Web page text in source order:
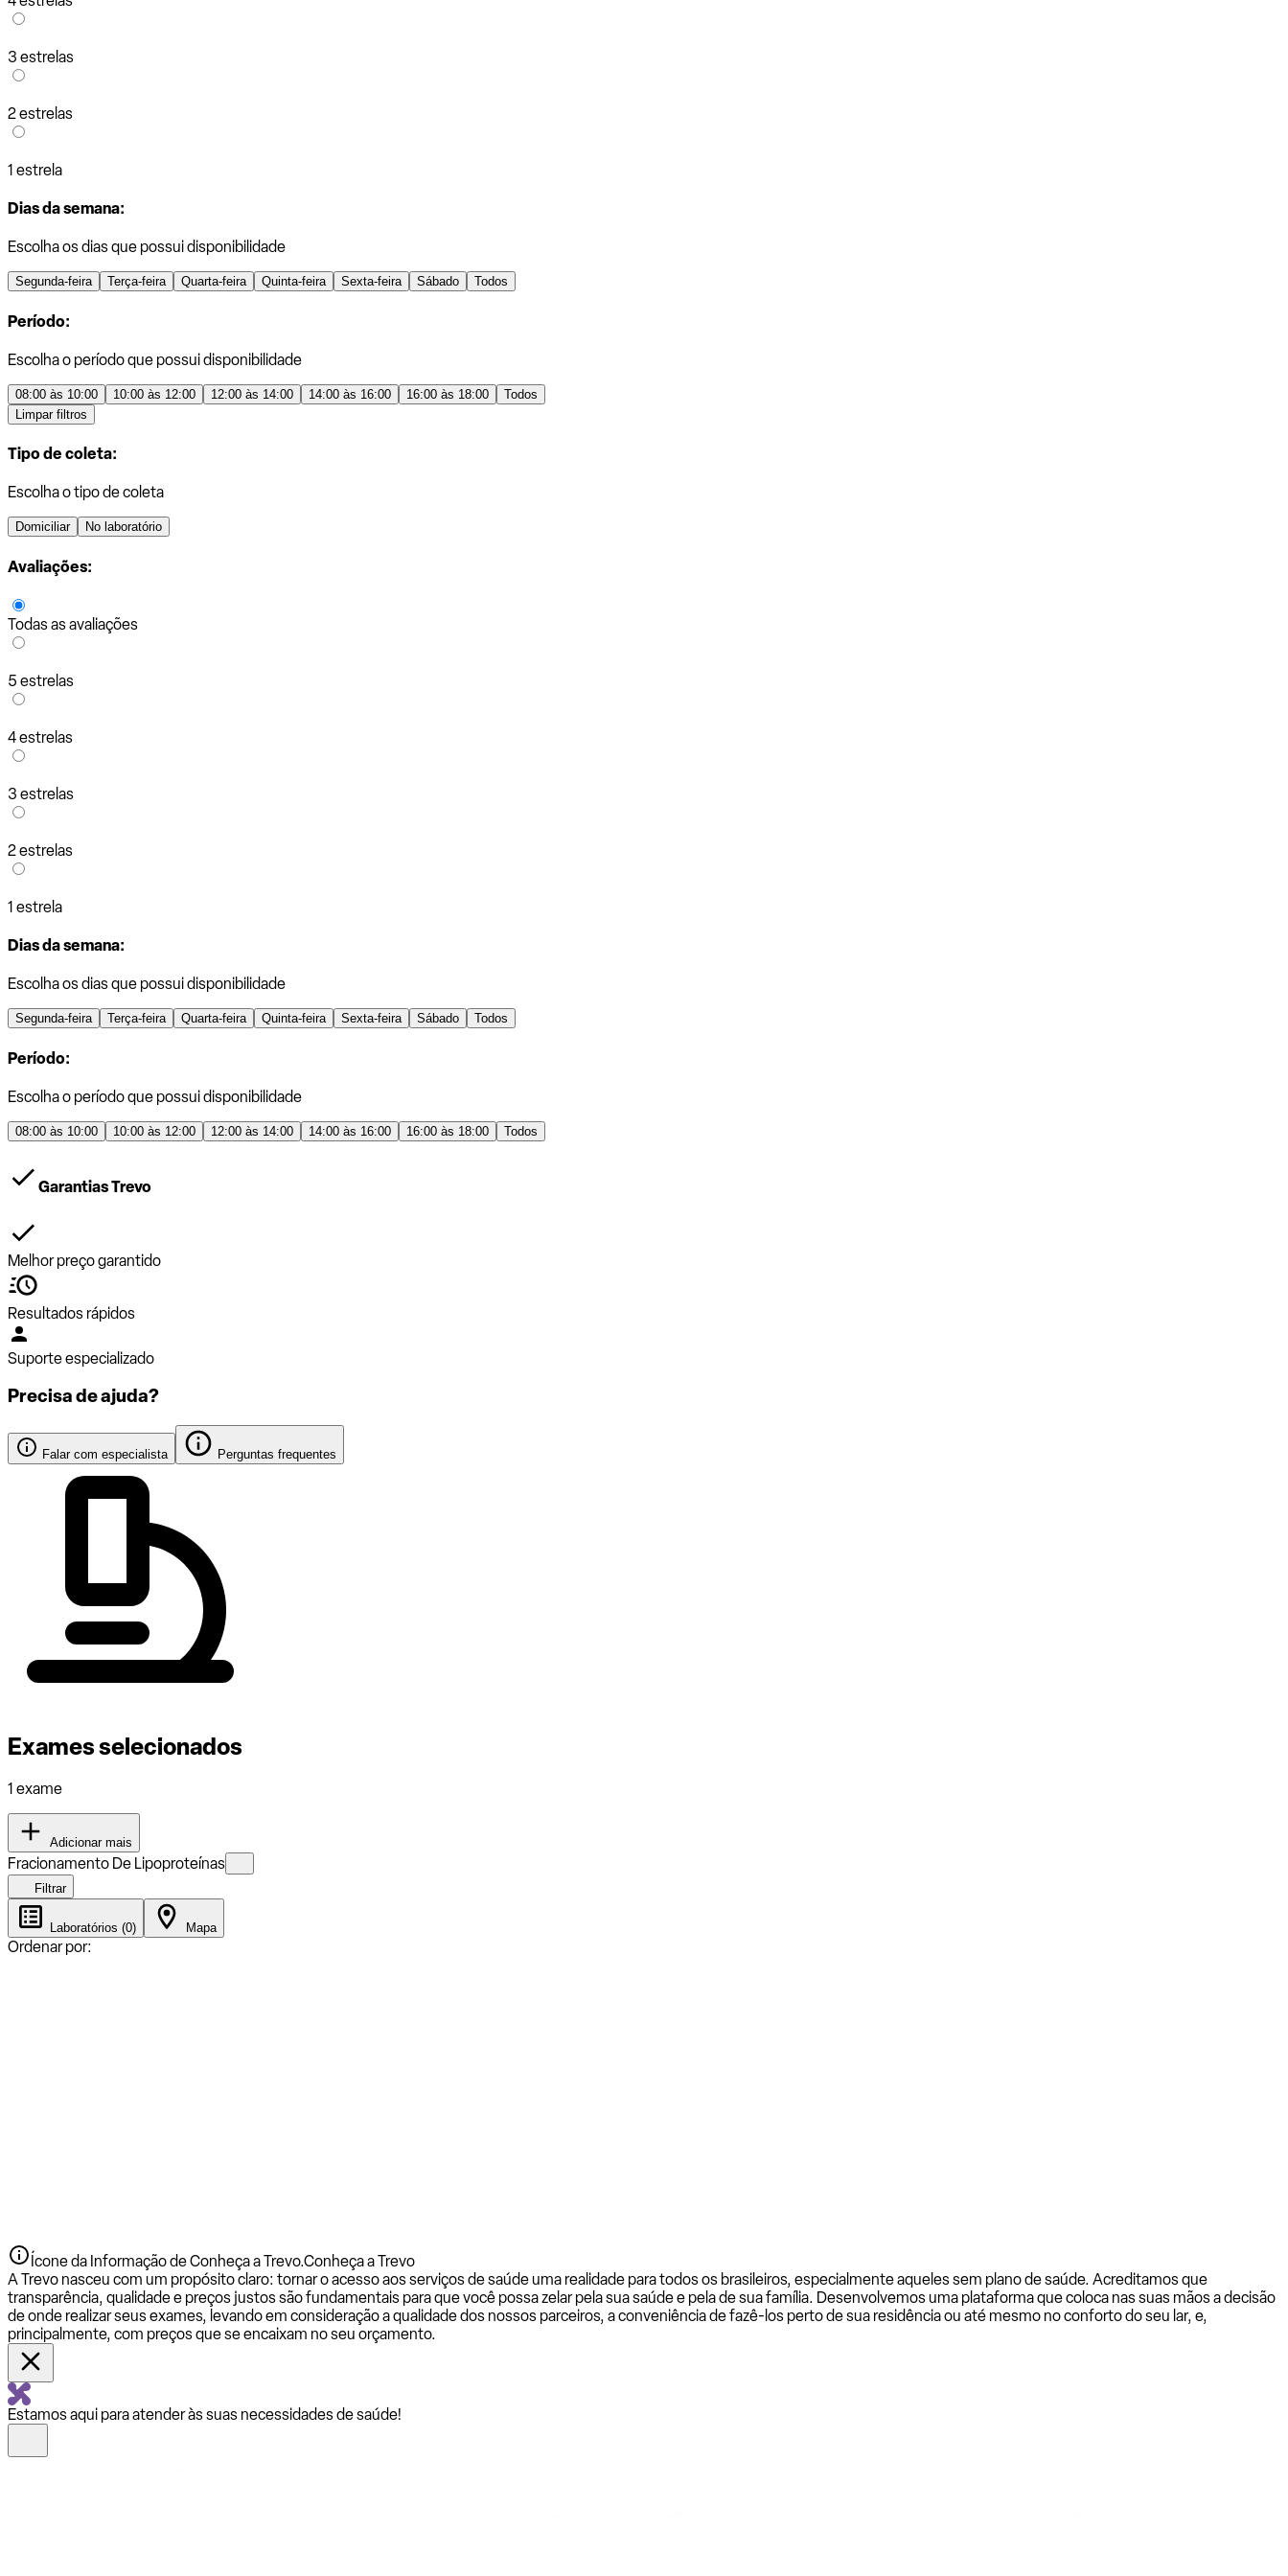
3 estrelas
2 estrelas
1 estrela
Dias da semana:
Escolha os dias que possui disponibilidade
Segunda-feira Terça-feira Quarta-feira Quinta-feira Sexta-feira Sábado Todos
Período:
Escolha o período que possui disponibilidade
08:00 às 10:00 10:00 às 12:00 12:00 às 14:00 14:00 às 16:00 16:00 às 18:00
Todos
Limpar filtros
Tipo de coleta:
Escolha o tipo de coleta
Domiciliar No laboratório
Avaliações:
Todas as avaliações
5 estrelas
4 estrelas
3 estrelas
2 estrelas
1 estrela
Dias da semana:
Escolha os dias que possui disponibilidade
Segunda-feira Terça-feira Quarta-feira Quinta-feira Sexta-feira Sábado Todos
Período:
Escolha o período que possui disponibilidade
08:00 às 10:00 10:00 às 12:00 12:00 às 14:00 14:00 às 16:00 16:00 às 18:00 Todos
Garantias Trevo
Melhor preço garantido
Resultados rápidos
Suporte especializado
Precisa de ajuda?
Falar com especialista Perguntas frequentes
Exames selecionados
1 exame
Adicionar mais
Fracionamento De Lipoproteínas
Filtrar
Laboratórios (0) Mapa
Ordenar por:
Ícone da Informação de Conheça a Trevo.Conheça a Trevo
A Trevo nasceu com um propósito claro: tornar o acesso aos serviços de saúde uma realidade para todos os brasileiros, especialmente aqueles sem plano de saúde. Acreditamos que
transparência, qualidade e preços justos são fundamentais para que você possa zelar pela sua saúde e pela de sua família. Desenvolvemos uma plataforma que coloca nas suas mãos a decisão
de onde realizar seus exames, levando em consideração a qualidade dos nossos parceiros, a conveniência de fazê-los perto de sua residência ou até mesmo no conforto do seu lar, e,
principalmente, com preços que se encaixam no seu orçamento.
Estamos aqui para atender às suas necessidades de saúde!